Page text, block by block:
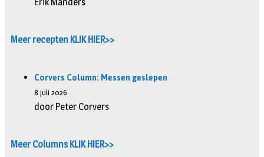
Meer recepten KLIK HIER>>
Corvers Column: Messen geslepen
8 juli 2026
door Peter Corvers
Meer Columns KLIK HIER>>